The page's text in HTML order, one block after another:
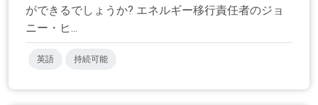
ができるでしょうか? エネルギー移行責任者のジョ
ニー・ヒ...
英語 持続可能